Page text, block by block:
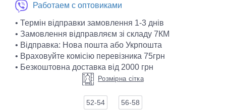
Работаем с оптовиками
• Термін відправки замовлення 1-3 днів
• Замовлення відправляєм зі складу 7КМ
• Відправка: Нова пошта або Укрпошта
• Враховуйте комісію перевізника 75грн
• Безкоштовна доставка від 2000 грн
Розмірна сітка
52-54 56-58